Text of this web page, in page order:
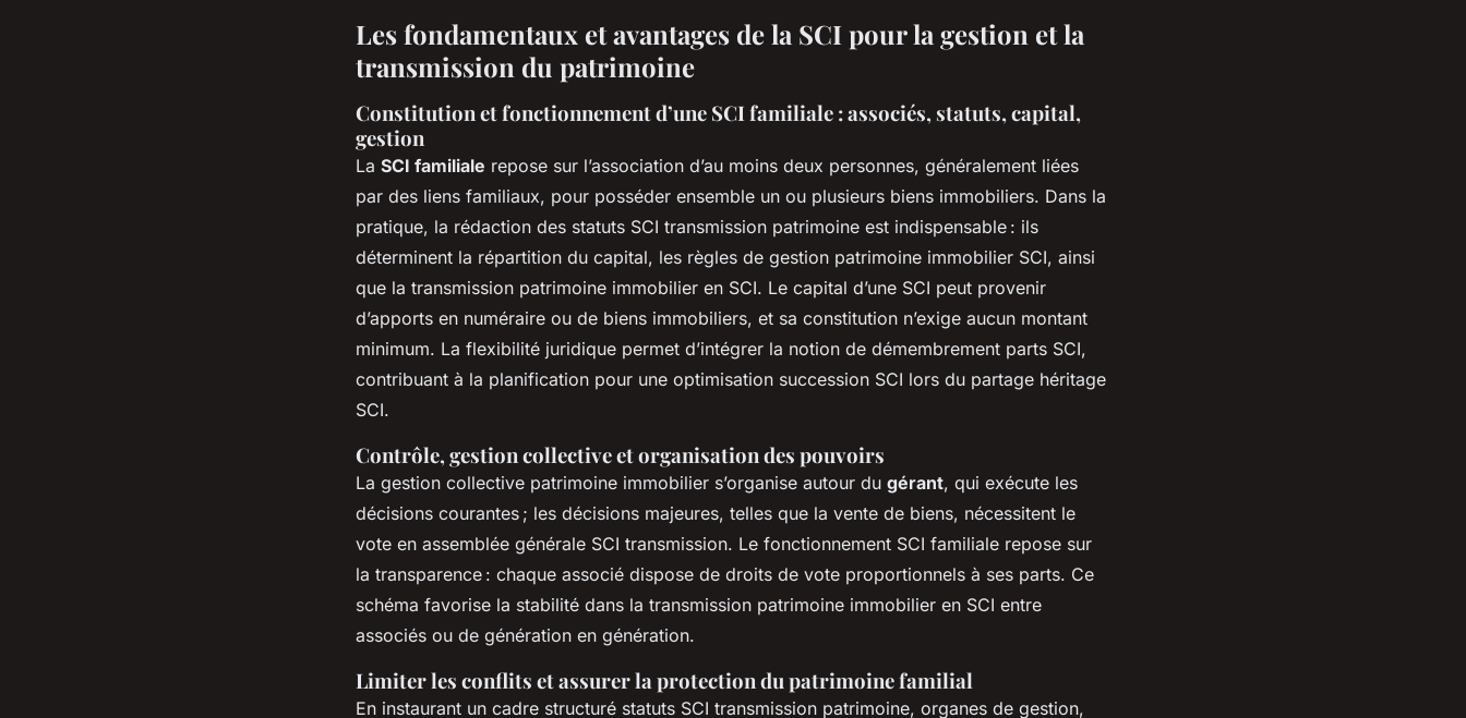
Les fondamentaux et avantages de la SCI pour la gestion et la
transmission du patrimoine
Constitution et fonctionnement d’une SCI familiale : associés, statuts, capital,
gestion
La SCI familiale repose sur l’association d’au moins deux personnes, généralement liées
par des liens familiaux, pour posséder ensemble un ou plusieurs biens immobiliers. Dans la
pratique, la rédaction des statuts SCI transmission patrimoine est indispensable : ils
déterminent la répartition du capital, les règles de gestion patrimoine immobilier SCI, ainsi
que la transmission patrimoine immobilier en SCI. Le capital d’une SCI peut provenir
d’apports en numéraire ou de biens immobiliers, et sa constitution n’exige aucun montant
minimum. La flexibilité juridique permet d’intégrer la notion de démembrement parts SCI,
contribuant à la planification pour une optimisation succession SCI lors du partage héritage
SCI.
Contrôle, gestion collective et organisation des pouvoirs
La gestion collective patrimoine immobilier s’organise autour du gérant, qui exécute les
décisions courantes ; les décisions majeures, telles que la vente de biens, nécessitent le
vote en assemblée générale SCI transmission. Le fonctionnement SCI familiale repose sur
la transparence : chaque associé dispose de droits de vote proportionnels à ses parts. Ce
schéma favorise la stabilité dans la transmission patrimoine immobilier en SCI entre
associés ou de génération en génération.
Limiter les conflits et assurer la protection du patrimoine familial
En instaurant un cadre structuré statuts SCI transmission patrimoine, organes de gestion,